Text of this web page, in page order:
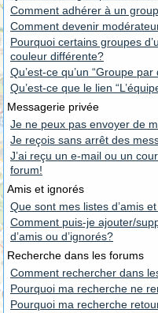
Comment adhérer à un
Comment devenir
Pourquoi certains groupes
couleur différente?
Qu’est-ce qu’un “Groupe par
Qu’est-ce que le lien
Messagerie privée
Je ne peux pas envoyer de
Je reçois sans arrêt des
J’ai reçu un e-mail ou un
forum!
Amis et ignorés
Que sont mes listes d’amis
Comment puis-je ajouter/
d’amis ou d’ignorés?
Recherche dans les forums
Comment rechercher dans
Pourquoi ma recherche ne
Pourquoi ma recherche